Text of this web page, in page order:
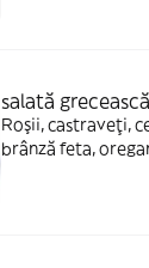
salată grecească
Roşii, castraveţi,
brânză feta,